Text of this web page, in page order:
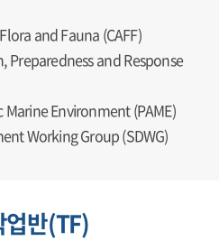
and Fauna (CAFF)
Preparedness and Response
Environment (PAME)
Working Group (SDWG)
업반(TF)